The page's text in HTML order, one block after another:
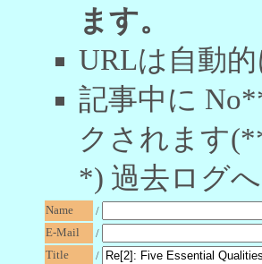
ます。
URLは自動
記事中に
クされます
*) 過去ログ
Name
/
E-Mail
/
Title
/